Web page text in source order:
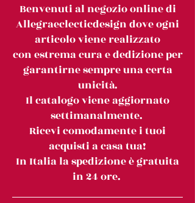
Benvenuti al negozio online di
Allegraeclecticdesign dove ogni
articolo viene realizzato
con estrema cura e dedizione per
garantirne sempre una certa
unicità.
Il catalogo viene aggiornato
settimanalmente.
Ricevi comodamente i tuoi
acquisti a casa tua!
In Italia la spedizione è gratuita
in 24 ore.